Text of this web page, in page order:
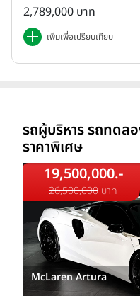
2,789,000 บาท
เพิ่มเพื่อเปรียบเทียบ
รถผู้บริหาร รถทดล
ราคาพิเศษ
19,500,000.-
26,500,000 บาท
McLaren Artura